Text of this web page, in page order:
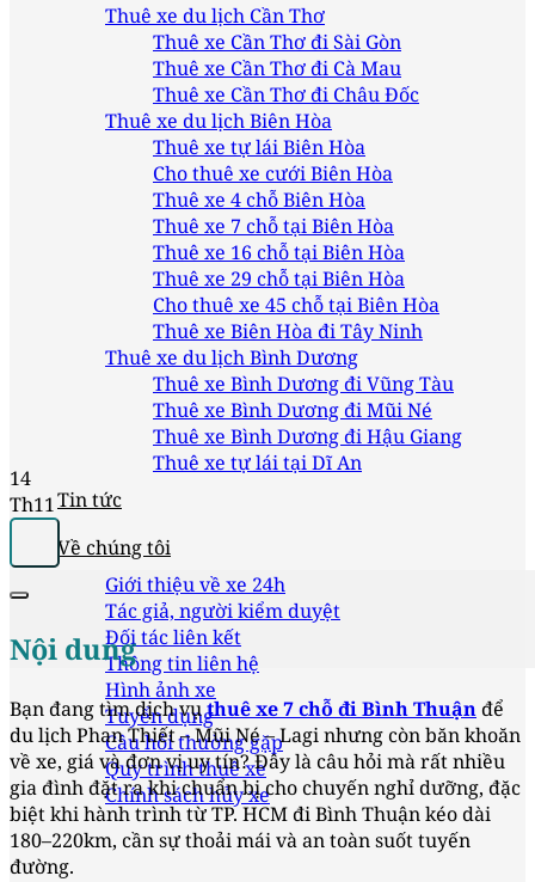
Thuê xe du lịch Cần Thơ
Thuê xe Cần Thơ đi Sài Gòn
Thuê xe Cần Thơ đi Cà Mau
Thuê xe Cần Thơ đi Châu Đốc
Thuê xe du lịch Biên Hòa
Thuê xe tự lái Biên Hòa
Cho thuê xe cưới Biên Hòa
Thuê xe 4 chỗ Biên Hòa
Thuê xe 7 chỗ tại Biên Hòa
Thuê xe 16 chỗ tại Biên Hòa
Thuê xe 29 chỗ tại Biên Hòa
Cho thuê xe 45 chỗ tại Biên Hòa
Thuê xe Biên Hòa đi Tây Ninh
Thuê xe du lịch Bình Dương
Thuê xe Bình Dương đi Vũng Tàu
Thuê xe Bình Dương đi Mũi Né
Thuê xe Bình Dương đi Hậu Giang
Thuê xe tự lái tại Dĩ An
Tin tức
Về chúng tôi
Giới thiệu về xe 24h
Tác giả, người kiểm duyệt
Đối tác liên kết
Thông tin liên hệ
Hình ảnh xe
Tuyển dụng
Câu hỏi thường gặp
Quy trình thuê xe
Chính sách hủy xe
14
Th11
Nội dung
Bạn đang tìm dịch vụthuê xe 7 chỗ đi Bình Thuậnđể
du lịch Phan Thiết – Mũi Né – Lagi nhưng còn băn khoăn
về xe, giá và đơn vị uy tín? Đây là câu hỏi mà rất nhiều
gia đình đặt ra khi chuẩn bị cho chuyến nghỉ dưỡng, đặc
biệt khi hành trình từ TP. HCM đi Bình Thuận kéo dài
180–220km, cần sự thoải mái và an toàn suốt tuyến
đường.